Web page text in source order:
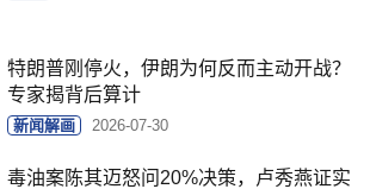
特朗普刚停火，伊朗为何反而主动开战？
专家揭背后算计
新闻解画 2026-07-30
毒油案陈其迈怒问20%决策，卢秀燕证实